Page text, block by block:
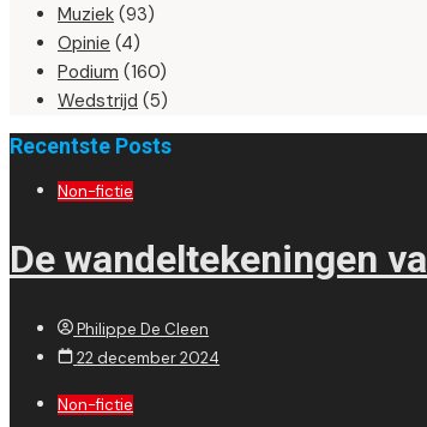
Muziek (93)
Opinie (4)
Podium (160)
Wedstrijd (5)
Recentste Posts
Non-fictie
De wandeltekeningen
Philippe De Cleen
22 december 2024
Non-fictie